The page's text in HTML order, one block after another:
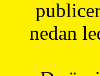
nedan